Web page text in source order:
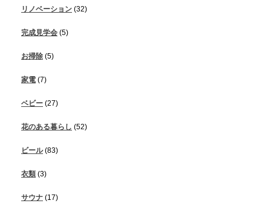
リノベーション (32)
完成見学会 (5)
お掃除 (5)
家電 (7)
ベビー (27)
花のある暮らし (52)
ビール(83)
衣類 (3)
サウナ (17)